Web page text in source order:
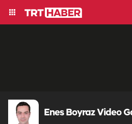
Enes Boyraz Video